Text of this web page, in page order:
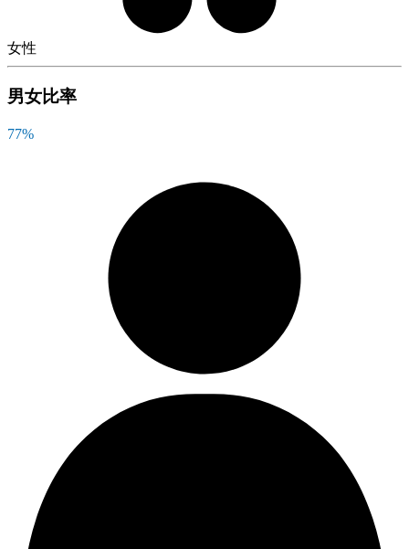
女性
男女比率
77%